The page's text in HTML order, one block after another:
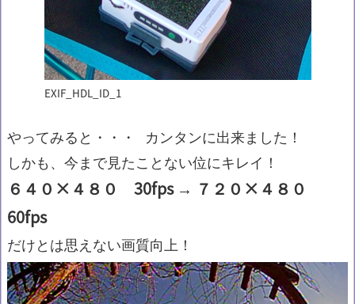
EXIF_HDL_ID_1
やってみると・・・ カンタンに出来ました！
しかも、今まで見たことない位にキレイ！
６４０×４８０ 30fps → ７２０×４８０
60fps
だけとは思えない画質向上！